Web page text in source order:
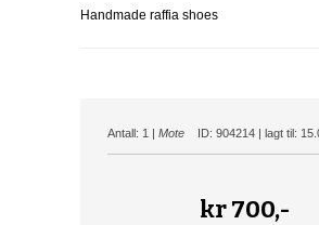
Handmade raffia shoes
Antall: 1 | Mote ID: 904214 | lagt til:
kr700,-